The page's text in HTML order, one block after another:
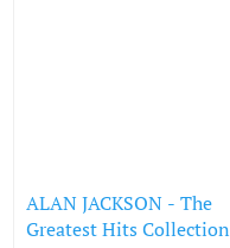
ALAN JACKSON - The
Greatest Hits Collection